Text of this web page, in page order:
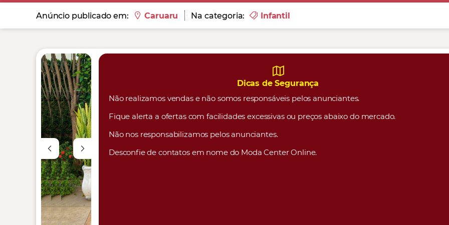
Anúncio publicado em: Caruaru Na categoria: Infantil
Dicas de Segurança
Não realizamos vendas e não somos responsáveis pelos anunciantes.
Fique alerta a ofertas com facilidades excessivas ou preços abaixo do mercado.
Não nos responsabilizamos pelos anunciantes.
Desconfie de contatos em nome do Moda Center Online.